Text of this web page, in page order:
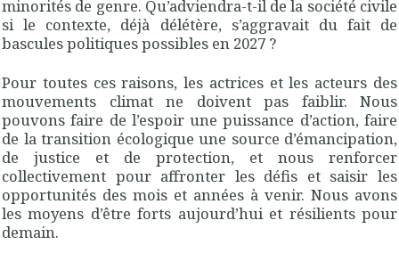
minorités de genre. Qu’adviendra-t-il de la société civile
si le contexte, déjà délétère, s’aggravait du fait de
bascules politiques possibles en 2027 ?
Pour toutes ces raisons, les actrices et les acteurs des
mouvements climat ne doivent pas faiblir. Nous
pouvons faire de l’espoir une puissance d’action, faire
de la transition écologique une source d’émancipation,
de justice et de protection, et nous renforcer
collectivement pour affronter les défis et saisir les
opportunités des mois et années à venir. Nous avons
les moyens d’être forts aujourd’hui et résilients pour
demain.